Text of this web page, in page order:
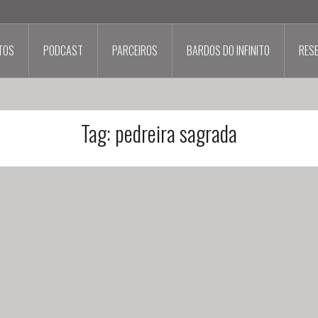
PODCAST PARCEIROS BARDOS DO INFINITO
Tag: pedreira sagrada